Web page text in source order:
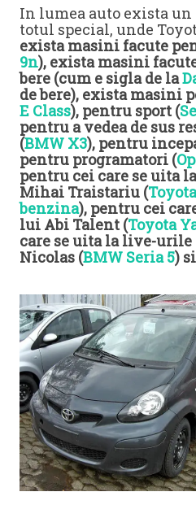
In lumea auto exista
totul special, unde
exista masini facute
9n), exista masini
bere (cum e sigla de la
de bere), exista masini
E Class), pentru sport (
pentru a vedea de sus
(BMW X3), pentru
pentru programatori (
pentru cei care se uita
Mihai Traistariu (
benzina), pentru cei
lui Abi Talent (Toyota
care se uita la live-urile
Nicolas (BMW Seria 5)